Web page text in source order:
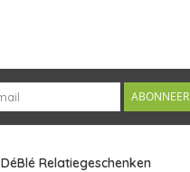
ABONNEER
DéBlé Relatiegeschenken